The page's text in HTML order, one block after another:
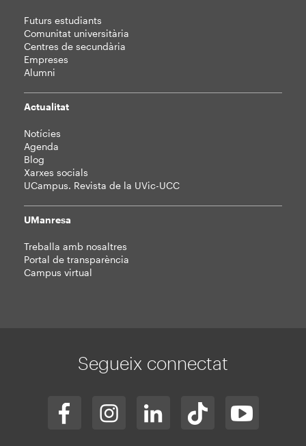
Futurs estudiants
Comunitat universitària
Centres de secundària
Empreses
Alumni
Actualitat
Notícies
Agenda
Blog
Xarxes socials
UCampus. Revista de la UVic-UCC
UManresa
Treballa amb nosaltres
Portal de transparència
Campus virtual
Segueix connectat